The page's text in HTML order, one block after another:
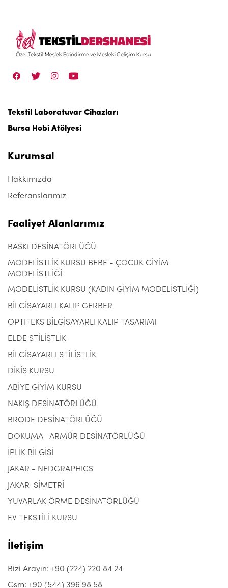
Tekstil Laboratuvar Cihazları
Bursa Hobi Atölyesi
Kurumsal
Hakkımızda
Referanslarımız
Faaliyet Alanlarımız
BASKI DESİNATÖRLÜĞÜ
MODELİSTLİK KURSU BEBE - ÇOCUK GİYİM
MODELİSTLİĞİ
MODELİSTLİK KURSU (KADIN GİYİM MODELİSTLİĞİ)
BİLGİSAYARLI KALIP GERBER
OPTITEKS BİLGİSAYARLI KALIP TASARIMI
ELDE STİLİSTLİK
BİLGİSAYARLI STİLİSTLİK
DİKİŞ KURSU
ABİYE GİYİM KURSU
NAKIŞ DESİNATÖRLÜĞÜ
BRODE DESİNATÖRLÜĞÜ
DOKUMA- ARMÜR DESİNATÖRLÜĞÜ
İPLİK BİLGİSİ
JAKAR - NEDGRAPHICS
JAKAR-SİMETRİ
YUVARLAK ÖRME DESİNATÖRLÜĞÜ
EV TEKSTİLİ KURSU
İletişim
Bizi Arayın: +90 (224) 220 84 24
Gsm: +90 (544) 396 98 58